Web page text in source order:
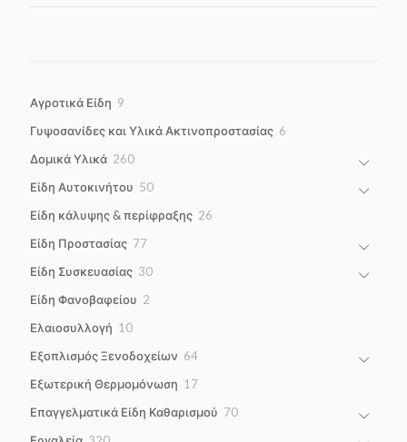
Αγροτικά Είδη 9
Γυψοσανίδες και Υλικά Ακτινοπροστασίας 6
Δομικά Υλικά 260260
Είδη Αυτοκινήτου 5050
Είδη κάλυψης & περίφραξης 26
Είδη Προστασίας 7777
Είδη Συσκευασίας 3030
Είδη Φανοβαφείου 2
Ελαιοσυλλογή 1010
Εξοπλισμός Ξενοδοχείων 6464
Εξωτερική Θερμομόνωση 1717
Επαγγελματικά Είδη Καθαρισμού 7070
320